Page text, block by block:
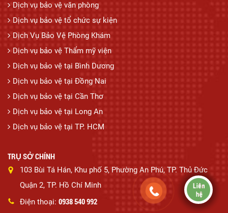
Dịch vụ bảo vệ văn phòng
Dịch vụ bảo vệ tổ chức sự kiện
Dịch Vụ Bảo Vệ Phòng Khám
Dịch vụ bảo vệ Thẩm mỹ viện
Dịch vụ bảo vệ tại Bình Dương
Dịch vụ bảo vệ tại Đồng Nai
Dịch vụ bảo vệ tại Cần Thơ
Dịch vụ bảo vệ tại Long An
Dịch vụ bảo vệ tại TP. HCM
TRỤ SỞ CHÍNH
103 Bùi Tá Hán, Khu phố 5, Phường An Phú, TP. Thủ Đức
Quận 2, TP. Hồ Chí Minh
Điện thoại: 0938 540 992